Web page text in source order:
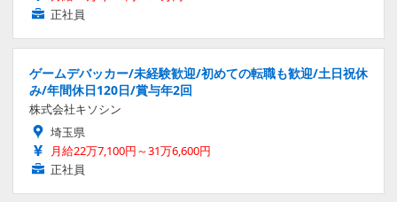
正社員
ゲームデバッカー/未経験歓迎/初めての転職も歓迎/土日祝休
み/年間休日120日/賞与年2回
株式会社キソシン
埼玉県
月給22万7,100円～31万6,600円
正社員